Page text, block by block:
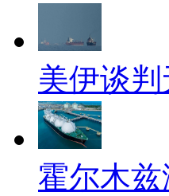
美伊谈
霍尔木兹